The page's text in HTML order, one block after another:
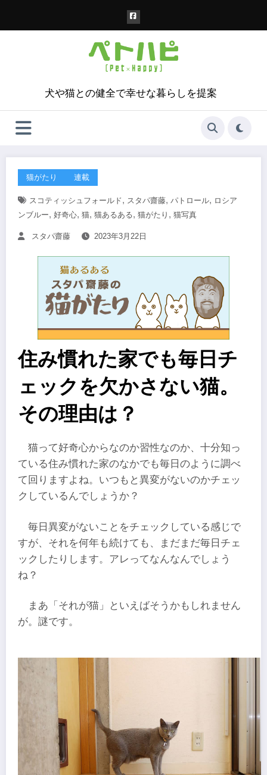
犬や猫との健全で幸せな暮らしを提案
猫がたり 連載
スコティッシュフォールド, スタパ齋藤, パトロール, ロシア
ンブルー, 好奇心, 猫, 猫あるある, 猫がたり , 猫写真
スタパ齋藤 2023年3月22日
住み慣れた家でも毎日チ
ェックを欠かさない猫。
その理由は？
猫って好奇心からなのか習性なのか、十分知っ
ている住み慣れた家のなかでも毎日のように調べ
て回りますよね。いつもと異変がないのかチェッ
クしているんでしょうか？
毎日異変がないことをチェックしている感じで
すが、それを何年も続けても、まだまだ毎日チェ
ックしたりします。アレってなんなんでしょう
ね？
まあ「それが猫」といえばそうかもしれません
が。謎です。